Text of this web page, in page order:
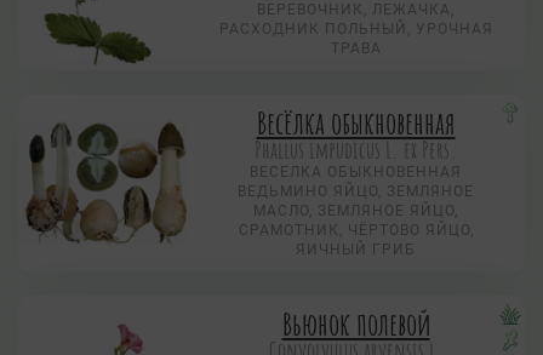
ВЕРЕВОЧНИК, ЛЕЖАЧКА,
РАСХОДНИК ПОЛЬНЫЙ, УРОЧНАЯ
ТРАВА
Весёлка обыкновенная
Phallus impudicus L. ex Pers.
ВЕСЕЛКА ОБЫКНОВЕННАЯ
ВЕДЬМИНО ЯЙЦО, ЗЕМЛЯНОЕ
МАСЛО, ЗЕМЛЯНОЕ ЯЙЦО,
СРАМОТНИК, ЧЁРТОВО ЯЙЦО,
ЯИЧНЫЙ ГРИБ
Вьюнок полевой